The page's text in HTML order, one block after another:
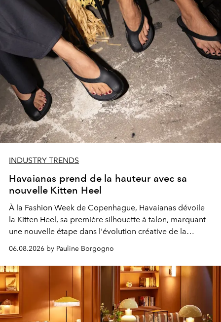
INDUSTRY TRENDS
Havaianas prend de la hauteur avec sa
nouvelle Kitten Heel
À la Fashion Week de Copenhague, Havaianas dévoile
la Kitten Heel, sa première silhouette à talon, marquant
une nouvelle étape dans l'évolution créative de la
06.08.2026 by Pauline Borgogno